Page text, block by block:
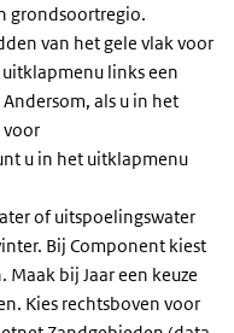
grondsoortregio.
van het gele vlak voor
links een
als u in het
voor
u in het uitklapmenu
of uitspoelingswater
Bij Component kiest
bij Jaar een keuze
Kies rechtsboven voor